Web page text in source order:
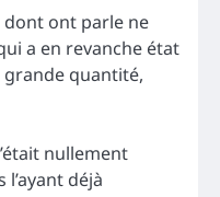
ont parle ne
a en revanche état
grande quantité,
nullement
l’ayant déjà